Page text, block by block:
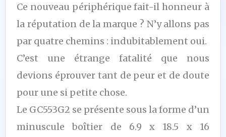
Ce nouveau périphérique fait-il honneur à
la réputation de la marque ? N’y allons pas
par quatre chemins : indubitablement oui.
C’est une étrange fatalité que nous
devions éprouver tant de peur et de doute
pour une si petite chose.
Le GC553G2 se présente sous la forme d’un
minuscule boîtier de 6.9 x 18.5 x 16